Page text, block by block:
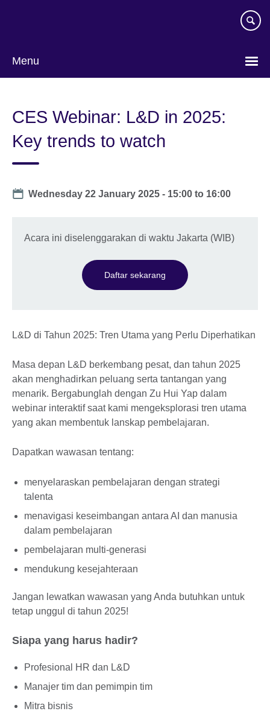
Menu
CES Webinar: L&D in 2025:
Key trends to watch
Date
Wednesday 22 January 2025 - 15:00 to 16:00
Acara ini diselenggarakan di waktu Jakarta (WIB)
Daftar sekarang
L&D di Tahun 2025: Tren Utama yang Perlu Diperhatikan
Masa depan L&D berkembang pesat, dan tahun 2025
akan menghadirkan peluang serta tantangan yang
menarik. Bergabunglah dengan Zu Hui Yap dalam
webinar interaktif saat kami mengeksplorasi tren utama
yang akan membentuk lanskap pembelajaran.
Dapatkan wawasan tentang:
menyelaraskan pembelajaran dengan strategi
talenta
menavigasi keseimbangan antara AI dan manusia
dalam pembelajaran
pembelajaran multi-generasi
mendukung kesejahteraan
Jangan lewatkan wawasan yang Anda butuhkan untuk
tetap unggul di tahun 2025!
Siapa yang harus hadir?
Profesional HR dan L&D
Manajer tim dan pemimpin tim
Mitra bisnis